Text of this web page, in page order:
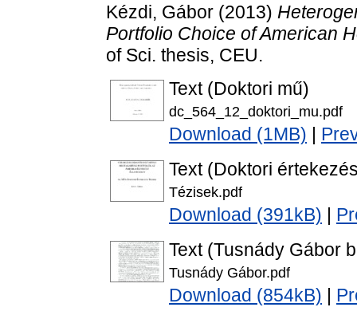
Kézdi, Gábor (2013)
Portfolio Choice of American
of Sci. thesis, CEU.
Text (Doktori mű)
dc_564_12_doktori_mu.pdf
Download (1MB)
Text (Doktori
Tézisek.pdf
Download (391kB)
Text (Tusnády Gábor
Tusnády Gábor.pdf
Download (854kB)